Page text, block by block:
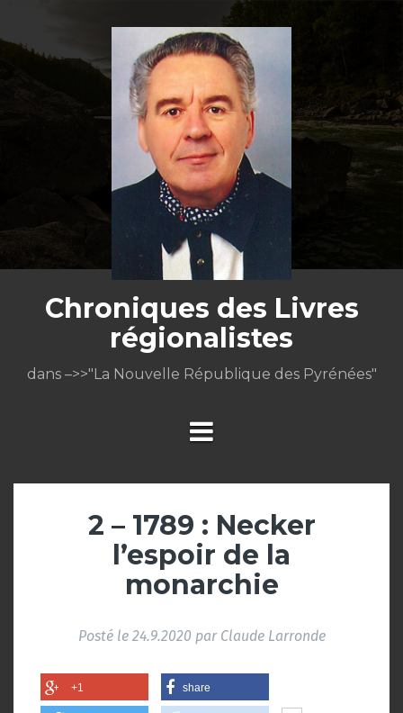
contenu
Chroniques des Livres
régionalistes
dans –>>"La Nouvelle République des Pyrénées"
2 – 1789 : Necker
l’espoir de la
monarchie
Posté le 24.9.2020 par Claude Larronde
+1 share